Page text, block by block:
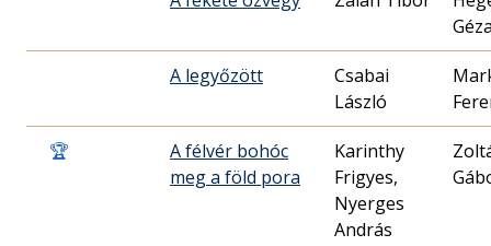
A legyőzött
Csabai
László
🏆
A félvér bohóc
meg a föld pora
Karinthy
Frigyes,
Nyerges
András